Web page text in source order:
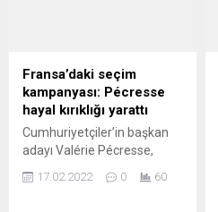
boksörümüz Hüseyin
Cinkara, Kosovalı rakibi
Armend Xhoxhaj’ı ikinci
rauntta nakavt ederek,
Dünya Boks...
Fransa’daki seçim
kampanyası: Pécresse
hayal kırıklığı yarattı
Cumhuriyetçiler’in başkan
adayı Valérie Pécresse,
büyük seçim kampanyası
17.02.2022 0 60